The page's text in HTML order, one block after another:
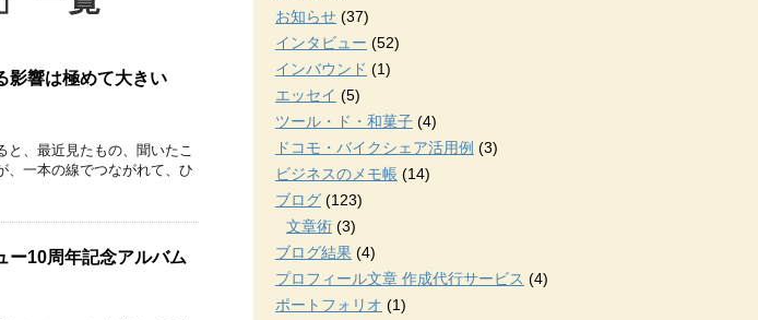
影響は極めて大きい
、最近見たもの、聞いたこ
、一本の線でつながれて、ひ
ー10周年記念アルバム
お知らせ (37)
インタビュー (52)
インバウンド (1)
エッセイ (5)
ツール・ド・和菓子 (4)
ドコモ・バイクシェア活用例 (3)
ビジネスのメモ帳 (14)
ブログ (123)
文章術 (3)
ブログ結果 (4)
プロフィール文章 作成代行サービス (4)
ポートフォリオ (1)